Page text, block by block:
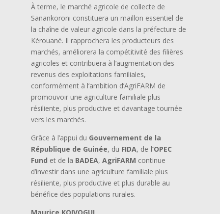
À terme, le marché agricole de collecte de
Sanankoroni constituera un maillon essentiel de
la chaîne de valeur agricole dans la préfecture de
Kérouané. Il rapprochera les producteurs des
marchés, améliorera la compétitivité des filières
agricoles et contribuera à l’augmentation des
revenus des exploitations familiales,
conformément à l’ambition d’AgriFARM de
promouvoir une agriculture familiale plus
résiliente, plus productive et davantage tournée
vers les marchés.
Grâce à l’appui du Gouvernement de la
République de Guinée, du FIDA, de l’OPEC
Fund et de la BADEA,AgriFARM continue
d’investir dans une agriculture familiale plus
résiliente, plus productive et plus durable au
bénéfice des populations rurales.